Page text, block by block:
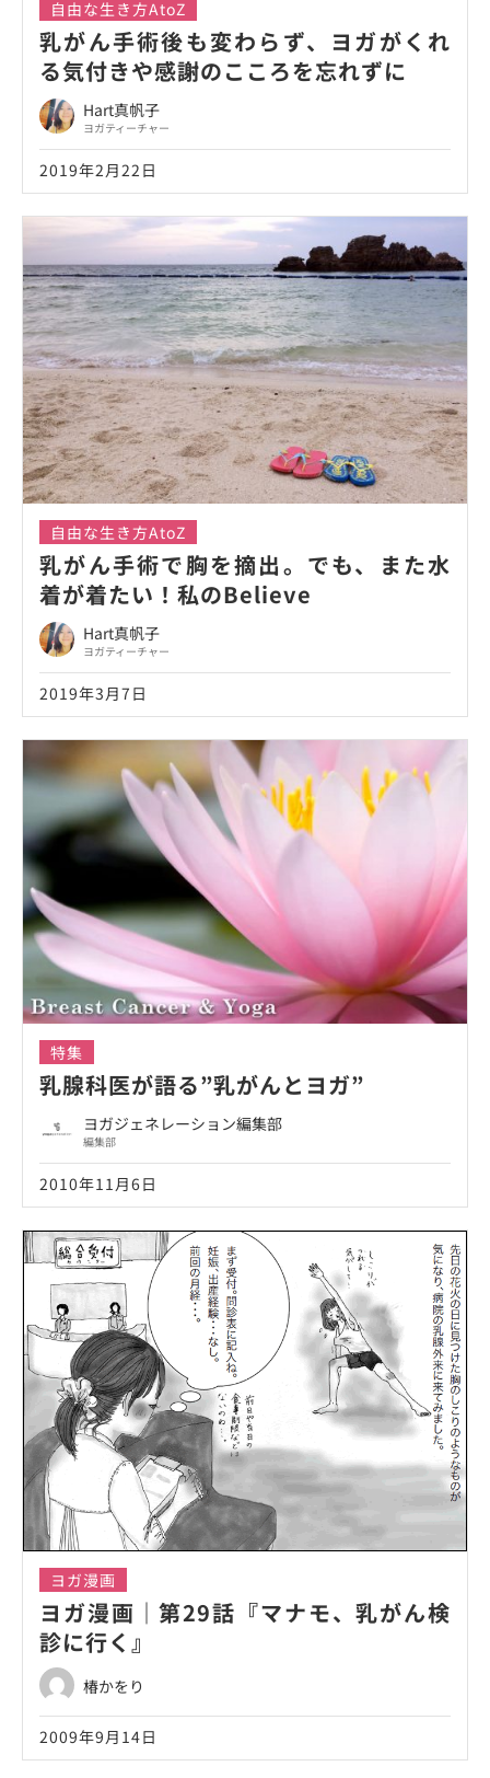
自由な生き方AtoZ
乳がん手術後も変わらず、ヨガがくれ
る気付きや感謝のこころを忘れずに
Hart真帆子
ヨガティーチャー
2019年2月22日
自由な生き方AtoZ
乳がん手術で胸を摘出。でも、また水
着が着たい！私のBelieve
Hart真帆子
ヨガティーチャー
2019年3月7日
特集
乳腺科医が語る”乳がんとヨガ”
ヨガジェネレーション編集部
編集部
2010年11月6日
ヨガ漫画
ヨガ漫画｜第29話『マナモ、乳がん検
診に行く』
椿かをり
2009年9月14日